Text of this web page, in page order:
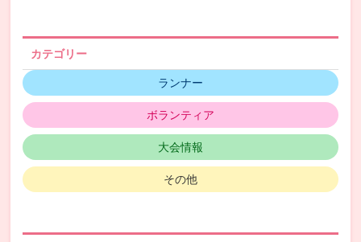
カテゴリー
ランナー
ボランティア
大会情報
その他